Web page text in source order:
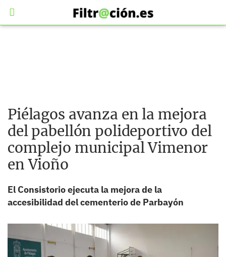
Piélagos avanza en la mejora
del pabellón polideportivo del
complejo municipal Vimenor
en Vioño
El Consistorio ejecuta la mejora de la
accesibilidad del cementerio de Parbayón